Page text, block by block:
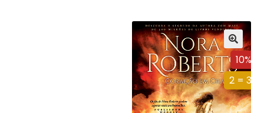
10%
2 = 3